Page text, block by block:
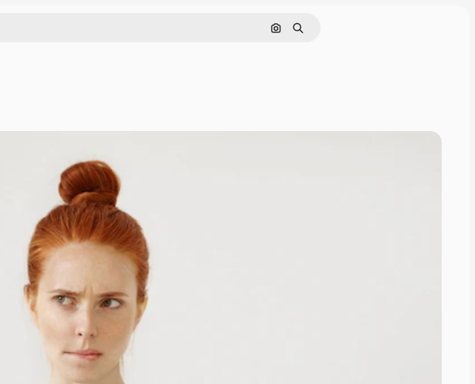
Buscar por imagen
Buscar